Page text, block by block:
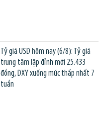
Tỷ giá USD hôm nay (6/8): Tỷ giá
trung tâm lập đỉnh mới 25.433
đồng, DXY xuống mức thấp nhất 7
tuần